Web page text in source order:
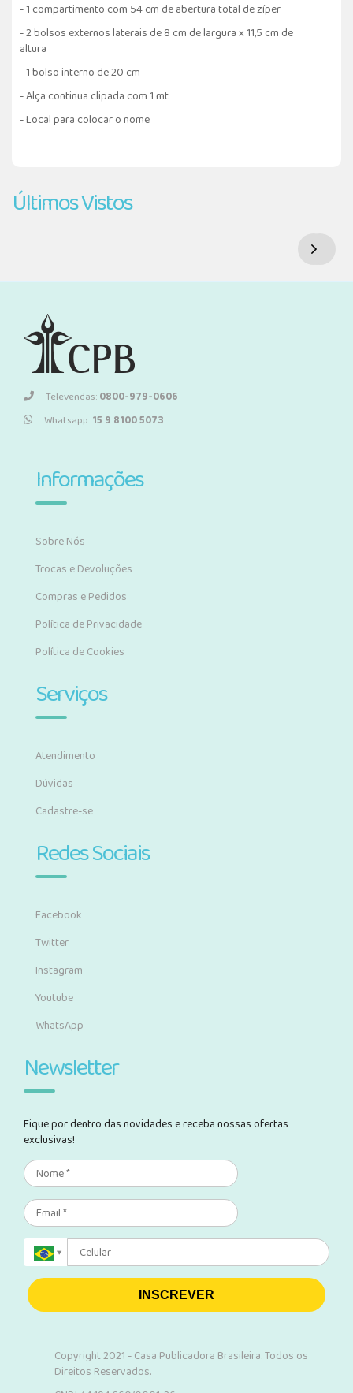
- 1 compartimento com 54 cm de abertura total de zíper
- 2 bolsos externos laterais de 8 cm de largura x 11,5 cm de
altura
- 1 bolso interno de 20 cm
- Alça continua clipada com 1 mt
- Local para colocar o nome
Últimos Vistos
Televendas:0800-979-0606
Whatsapp:15 9 8100 5073
Informações
Sobre Nós
Trocas e Devoluções
Compras e Pedidos
Política de Privacidade
Política de Cookies
Serviços
Atendimento
Dúvidas
Cadastre-se
Redes Sociais
Facebook
Twitter
Instagram
Youtube
WhatsApp
Newsletter
Fique por dentro das novidades e receba nossas ofertas
exclusivas!
INSCREVER
Copyright 2021 - Casa Publicadora Brasileira. Todos os
Direitos Reservados.